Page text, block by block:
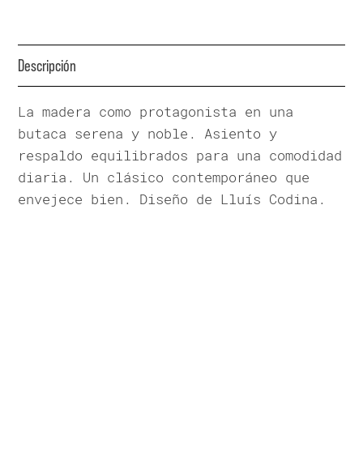
Descripción
La madera como protagonista en una
butaca serena y noble. Asiento y
respaldo equilibrados para una comodidad
diaria. Un clásico contemporáneo que
envejece bien. Diseño de Lluís Codina.